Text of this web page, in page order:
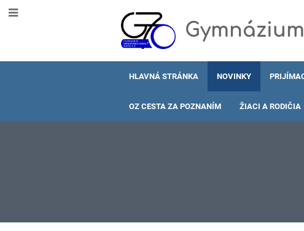
HLAVNÁ STRÁNKA NOVINKY
OZ CESTA ZA POZNANÍM ŽIACI A RODIČIA